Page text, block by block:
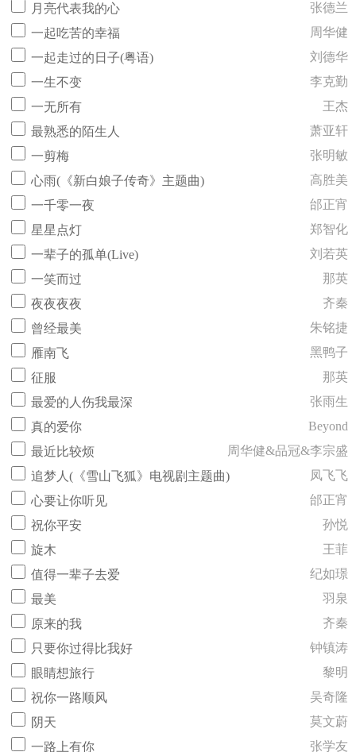
月亮代表我的心
张德兰
一起吃苦的幸福
周华健
一起走过的日子(粤语)
刘德华
一生不变
李克勤
一无所有
王杰
最熟悉的陌生人
萧亚轩
一剪梅
张明敏
心雨(《新白娘子传奇》主题曲)
高胜美
一千零一夜
邰正宵
星星点灯
郑智化
一辈子的孤单(Live)
刘若英
一笑而过
那英
夜夜夜夜
齐秦
曾经最美
朱铭捷
雁南飞
黑鸭子
征服
那英
最爱的人伤我最深
张雨生
真的爱你
Beyond
最近比较烦
周华健&品冠&李宗盛
追梦人(《雪山飞狐》电视剧主题曲)
凤飞飞
心要让你听见
邰正宵
祝你平安
孙悦
旋木
王菲
值得一辈子去爱
纪如璟
最美
羽泉
原来的我
齐秦
只要你过得比我好
钟镇涛
眼睛想旅行
黎明
祝你一路顺风
吴奇隆
阴天
莫文蔚
一路上有你
张学友